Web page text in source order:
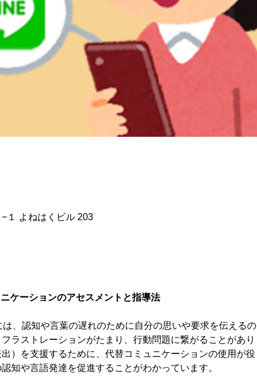
１ よねはくビル 203
ケーションのアセスメントと指導法
、認知や言葉の遅れのために自分の思いや要求を伝えるの
ラストレーションがたまり、行動問題に繋がることがあり
）を支援するために、代替コミュニケーションの使用が役
知や言語発達を促進することがわかっています。